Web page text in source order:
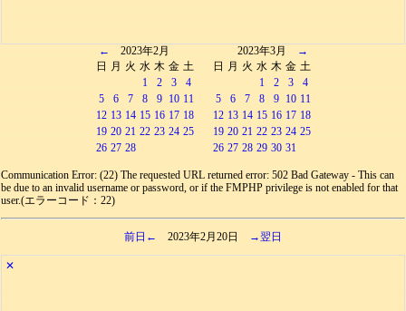
←
2023年2月
日
月 火 水 木 金 土
1
2 3
4
5
6 7 8 9 10 11
12 13 14 15 16 17 18
19 20 21 22 23 24 25
26 27 28
2023年3月
→
日
月 火 水 木 金 土
1
2 3
4
5
6 7 8 9 10 11
12 13 14 15 16 17 18
19 20 21 22 23 24 25
26 27 28 29 30 31
Communication Error: (22) The requested URL returned error: 502 Bad Gateway - This can
be due to an invalid username or password, or if the FMPHP privilege is not enabled for that
user.(エラーコード：22)
前日← 2023年2月20日 →翌日
✕